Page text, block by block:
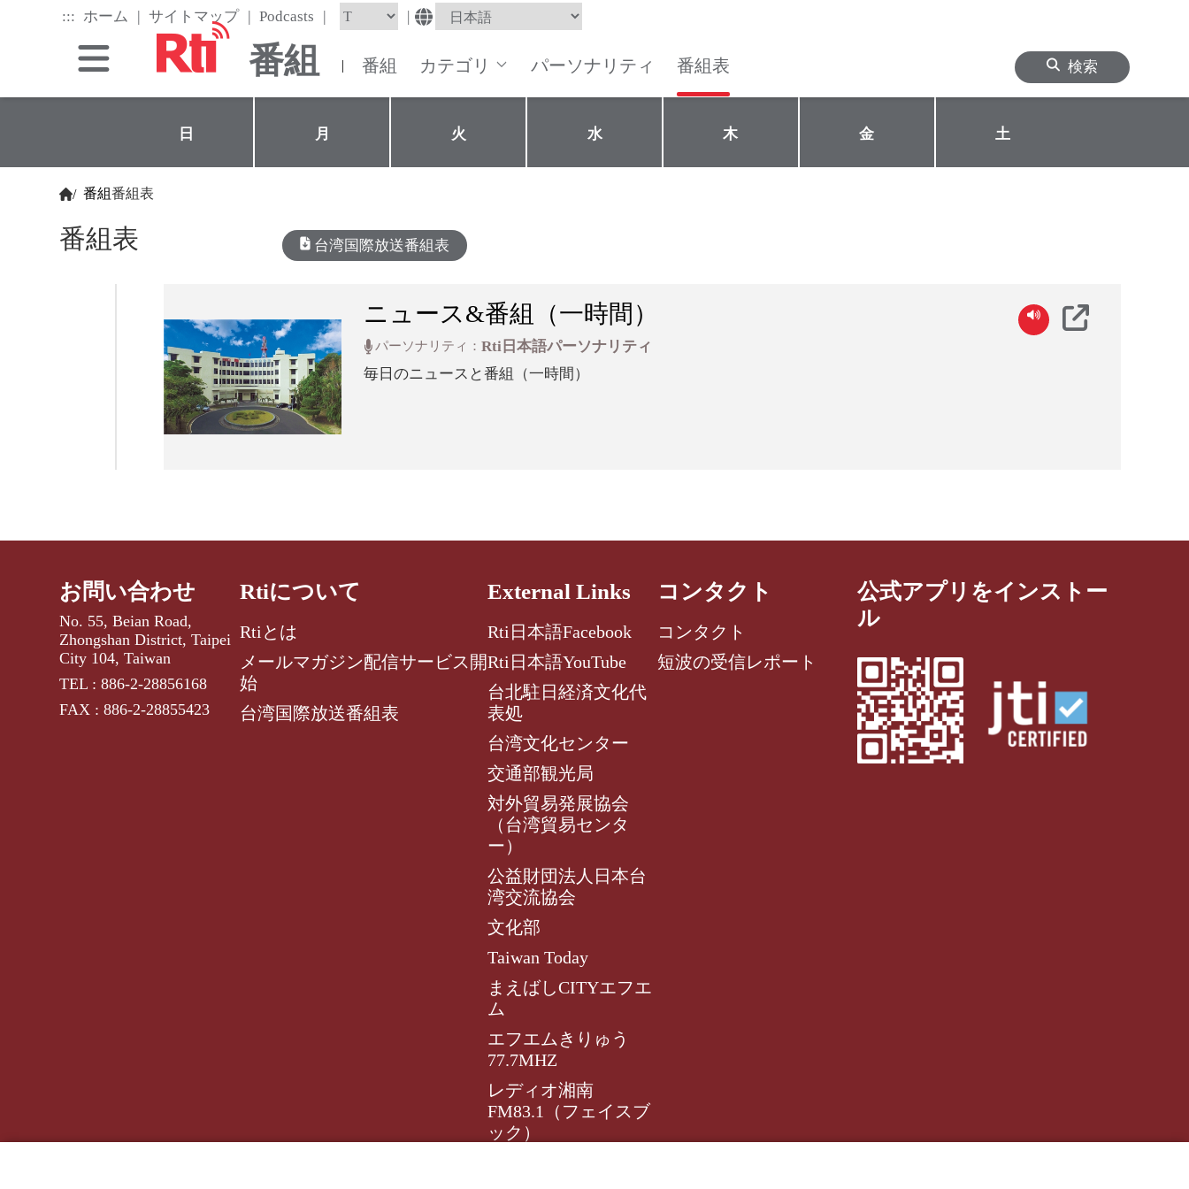
::: ホーム | サイトマップ | Podcasts | |
番組 | 番組 カテゴリ パーソナリティ 番組表 検索
日 月 火 水 木 金 土
/番組番組表
番組表 台湾国際放送番組表
ニュース&番組（一時間）
パーソナリティ：Rti日本語パーソナリティ
毎日のニュースと番組（一時間）
お問い合わせ
No. 55, Beian Road,
Zhongshan District, Taipei
City 104, Taiwan
TEL : 886-2-28856168
FAX : 886-2-28855423
Rtiについて
Rtiとは
メールマガジン配信サービス開
始
台湾国際放送番組表
External Links
Rti日本語Facebook
Rti日本語YouTube
台北駐日経済文化代
表処
台湾文化センター
交通部観光局
対外貿易発展協会
（台湾貿易センタ
ー）
公益財団法人日本台
湾交流協会
文化部
Taiwan Today
まえばしCITYエフエ
ム
エフエムきりゅう
77.7MHZ
レディオ湘南
FM83.1（フェイスブ
ック）
コンタクト
コンタクト
短波の受信レポート
公式アプリをインストー
ル